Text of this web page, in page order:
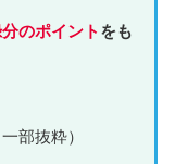
のポイント をも
部抜粋）